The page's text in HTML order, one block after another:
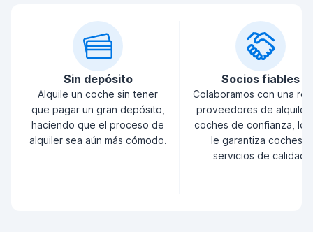
Sin depósito
Alquile un coche sin tener
que pagar un gran depósito,
haciendo que el proceso de
alquiler sea aún más cómodo.
Socios fiables
Colaboramos con una
proveedores de alquiler
coches de confianza, lo
le garantiza coches y
servicios de calidad.